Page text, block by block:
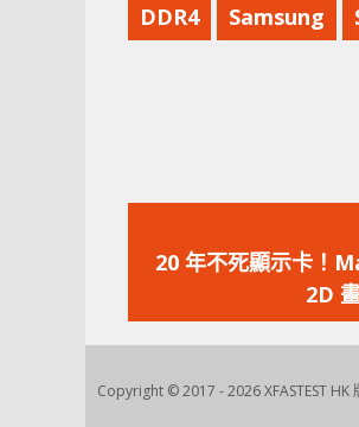
DDR4 Samsung
20 年不死顯示卡！
2D
Copyright © 2017 - 2026 XFASTEST HK